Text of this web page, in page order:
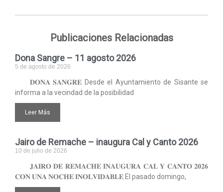
Publicaciones Relacionadas
Dona Sangre – 11 agosto 2026
5 de agosto de 2026
𝐃𝐎𝐍𝐀 𝐒𝐀𝐍𝐆𝐑𝐄 Desde el Ayuntamiento de Sisante se
informa a la vecindad de la posibilidad
Leer Más
Jairo de Remache – inaugura Cal y Canto 2026
10 de julio de 2026
𝐉𝐀𝐈𝐑𝐎 𝐃𝐄 𝐑𝐄𝐌𝐀𝐂𝐇𝐄 𝐈𝐍𝐀𝐔𝐆𝐔𝐑𝐀 𝐂𝐀𝐋 𝐘 𝐂𝐀𝐍𝐓𝐎 𝟐𝟎𝟐𝟔
𝐂𝐎𝐍 𝐔𝐍𝐀 𝐍𝐎𝐂𝐇𝐄 𝐈𝐍𝐎𝐋𝐕𝐈𝐃𝐀𝐁𝐋𝐄 El pasado domingo,